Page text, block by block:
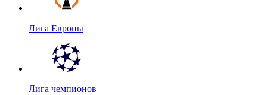
Лига Европы
Лига чемпионов